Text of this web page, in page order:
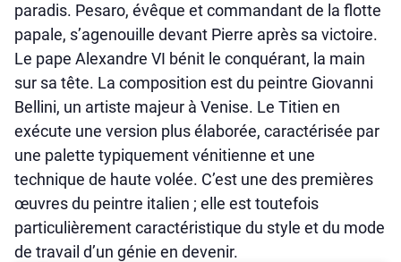
paradis. Pesaro, évêque et commandant de la flotte
papale, s’agenouille devant Pierre après sa victoire.
Le pape Alexandre VI bénit le conquérant, la main
sur sa tête. La composition est du peintre Giovanni
Bellini, un artiste majeur à Venise. Le Titien en
exécute une version plus élaborée, caractérisée par
une palette typiquement vénitienne et une
technique de haute volée. C’est une des premières
œuvres du peintre italien ; elle est toutefois
particulièrement caractéristique du style et du mode
de travail d’un génie en devenir.